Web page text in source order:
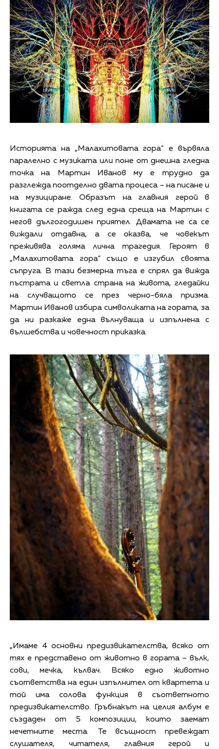
Историята на „Малахитовата гора“ е вървяла
паралелно с музиката или поне от днешна гледна
точка на Мартин Иванов му е трудно да
разглежда поотделно двата процеса – на писане и
на музициране. Образът на главния герой в
книгата се ражда след една среща на Мартин с
негов дългогодишен приятел. Двамата не са се
виждали отдавна, а се оказва, че човекът
преживява голяма лична трагедия. Героят в
„Малахитовата гора“ също е изгубил своята
съпруга. В тази безмерна тъга е спрял да вижда
пъстрата и светла страна на живота, гледайки
на случващото се през черно-бяла призма.
Мартин Иванов избира символиката на гората, за
да ни разкаже една вълнуваща и изпълнена с
вълшебства и човечност приказка.
„Имаме 4 основни предизвикателства, всяко от
тях е представено от животно в гората – вълк,
сови, мечка, кълвач. Всяко едно животно
съответства на един изпълнител от квартета и
той има солова функция в съответното
предизвикателство. Гръбнакът на целия албум е
създаден от 5 композиции, които заемат
нечетните места. Те всъщност превеждат
слушателя, читателя, главния герой и